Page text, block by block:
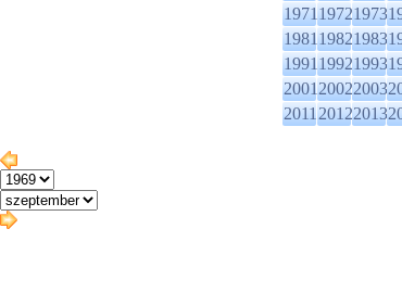
197119721973
198119821983
199119921993
200120022003
201120122013